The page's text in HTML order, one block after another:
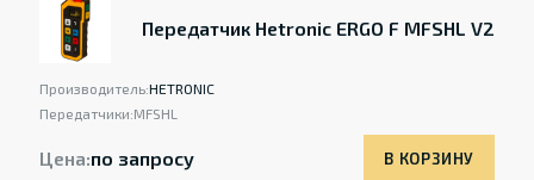
Передатчик Hetronic ERGO F MFSHL V2
Производитель:HETRONIC
Передатчики:MFSHL
Цена:по запросу В КОРЗИНУ